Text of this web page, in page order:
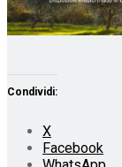
Condividi:
X
Facebook